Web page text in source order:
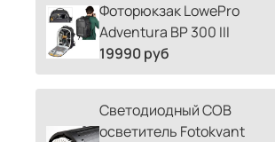
Фоторюкзак LowePro
Adventura BP 300 III
19990 руб
Светодиодный COB
осветитель Fotokvant